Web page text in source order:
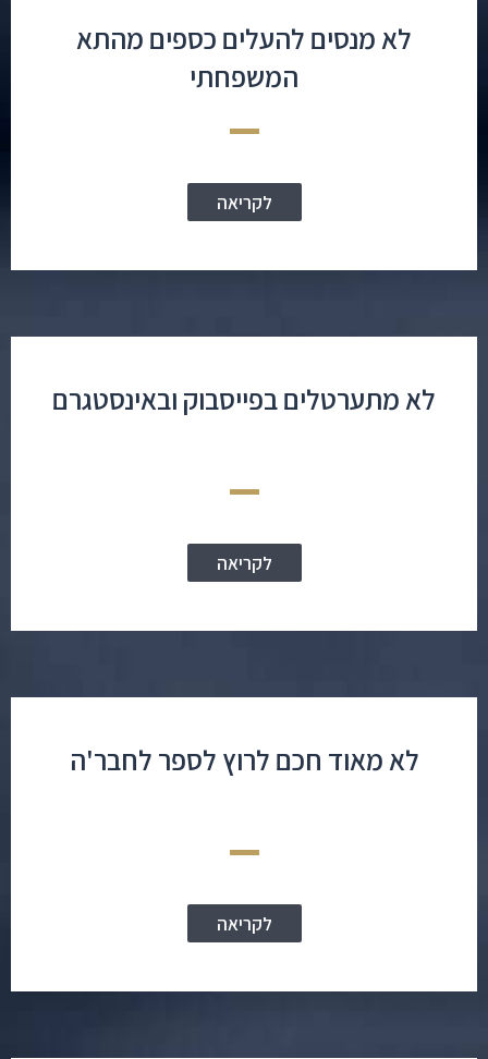
לא מנסים להעלים כספים מהתא
המשפחתי
לקריאה
לא מתערטלים בפייסבוק ובאינסטגרם
לקריאה
לא מאוד חכם לרוץ לספר לחבר'ה
לקריאה